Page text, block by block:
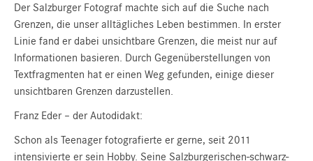
Der Salzburger Fotograf machte sich auf die Suche nach
Grenzen, die unser alltägliches Leben bestimmen. In erster
Linie fand er dabei unsichtbare Grenzen, die meist nur auf
Informationen basieren. Durch Gegenüberstellungen von
Textfragmenten hat er einen Weg gefunden, einige dieser
unsichtbaren Grenzen darzustellen.
Franz Eder – der Autodidakt:
Schon als Teenager fotografierte er gerne, seit 2011
intensivierte er sein Hobby. Seine Salzburgerischen-schwarz-